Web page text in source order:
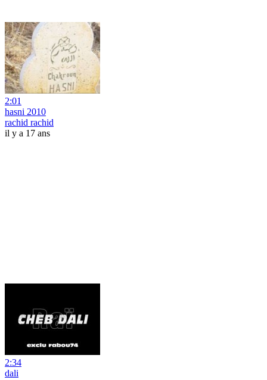
2:01
hasni 2010
rachid rachid
il y a 17 ans
2:34
dali